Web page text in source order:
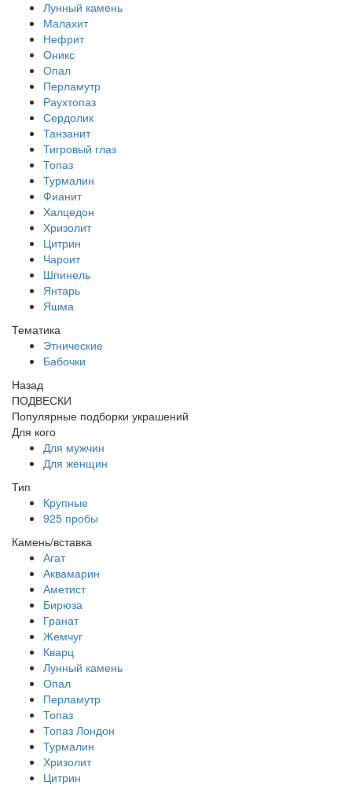
Лунный камень
Малахит
Нефрит
Оникс
Опал
Перламутр
Раухтопаз
Сердолик
Танзанит
Тигровый глаз
Топаз
Турмалин
Фианит
Халцедон
Хризолит
Цитрин
Чароит
Шпинель
Янтарь
Яшма
Тематика
Этнические
Бабочки
Назад
ПОДВЕСКИ
Популярные подборки украшений
Для кого
Для мужчин
Для женщин
Тип
Крупные
925 пробы
Камень/вставка
Агат
Аквамарин
Аметист
Бирюза
Гранат
Жемчуг
Кварц
Лунный камень
Опал
Перламутр
Топаз
Топаз Лондон
Турмалин
Хризолит
Цитрин